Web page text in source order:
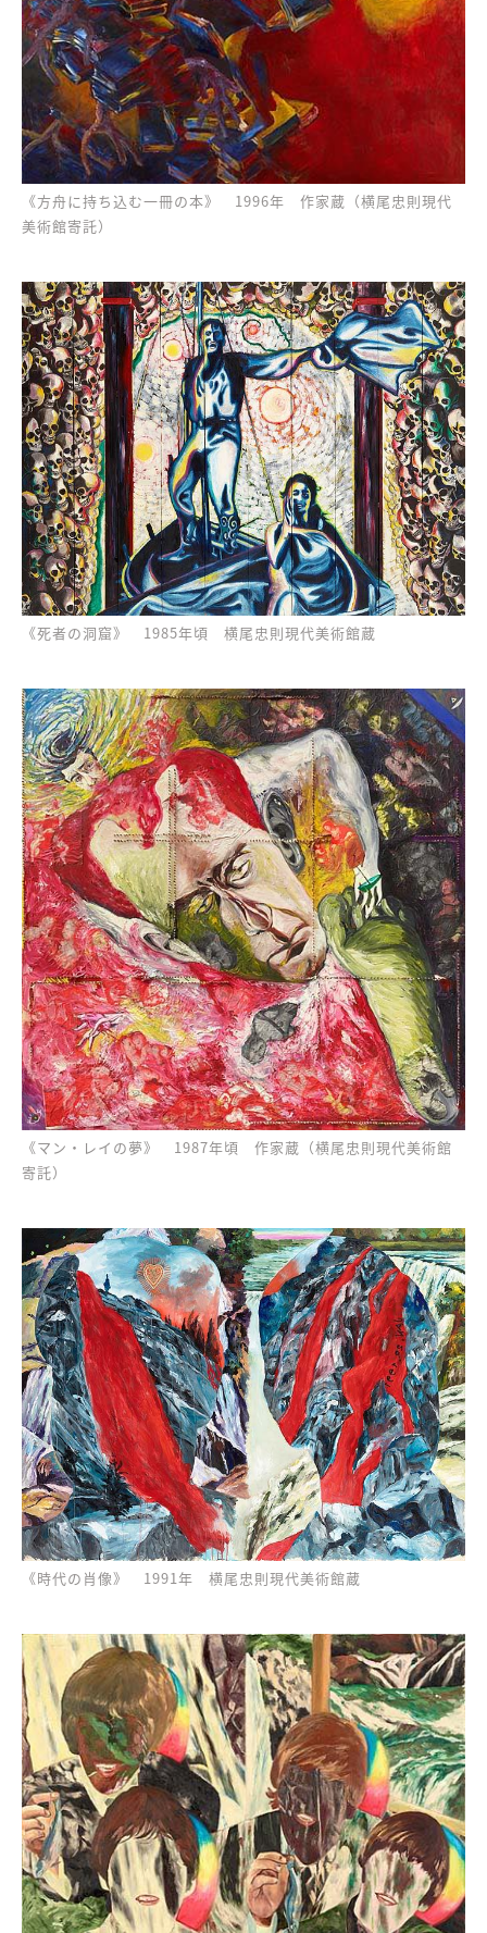
《方舟に持ち込む一冊の本》 1996年 作家蔵（横尾忠則現代
美術館寄託）
《死者の洞窟》 1985年頃 横尾忠則現代美術館蔵
《マン・レイの夢》 1987年頃 作家蔵（横尾忠則現代美術館
寄託）
《時代の肖像》 1991年 横尾忠則現代美術館蔵